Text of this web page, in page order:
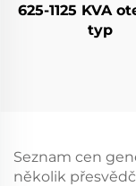
625-1125 KVA
typ
Seznam cen
několik